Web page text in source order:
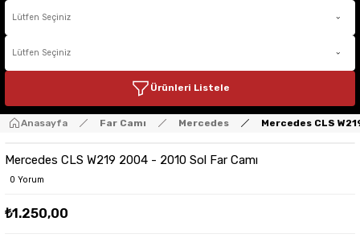
Ürünleri Listele
Anasayfa Far Camı Mercedes Mercedes CLS
Mercedes CLS W219 2004 - 2010 Sol Far Camı
0 Yorum
₺1.250,00